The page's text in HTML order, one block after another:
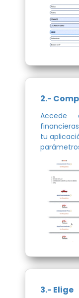
2.-
Accede
tu
3.- Elige